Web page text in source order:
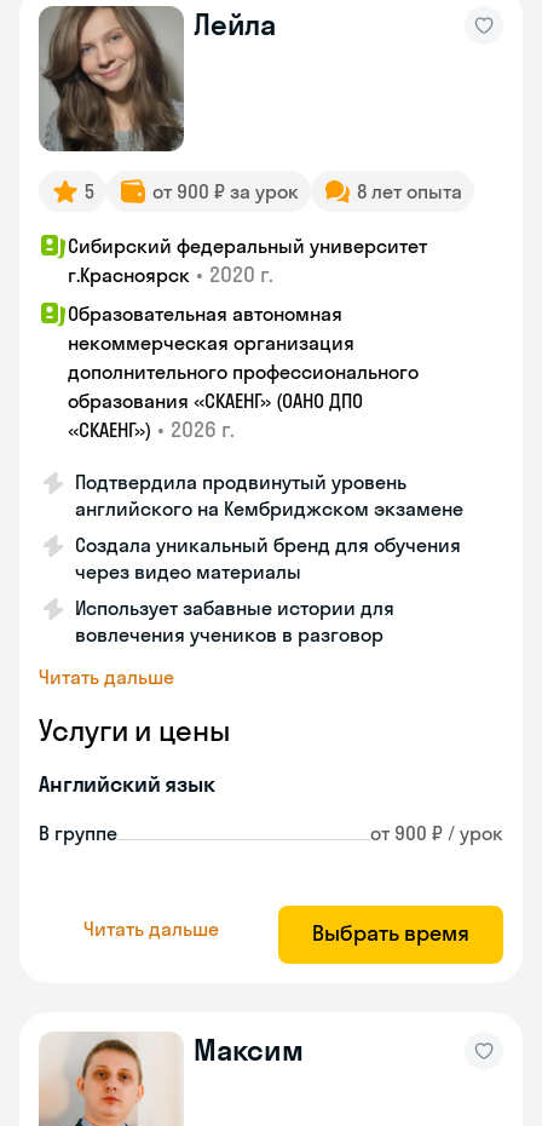
Лейла
5 от 900 ₽ за урок 8 лет опыта
Сибирский федеральный университет
г.Красноярск • 2020 г.
Образовательная автономная
некоммерческая организация
дополнительного профессионального
образования «СКАЕНГ» (ОАНО ДПО
«СКАЕНГ») • 2026 г.
Подтвердила продвинутый уровень
английского на Кембриджском экзамене
Создала уникальный бренд для обучения
через видео материалы
Использует забавные истории для
вовлечения учеников в разговор
Читать дальше
Услуги и цены
Английский язык
В группе от 900 ₽ / урок
Читать дальше Выбрать время
Максим